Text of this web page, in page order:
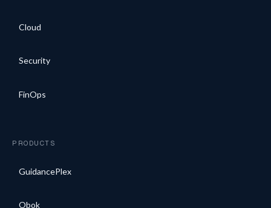
Cloud
Security
FinOps
PRODUCTS
GuidancePlex
Obok